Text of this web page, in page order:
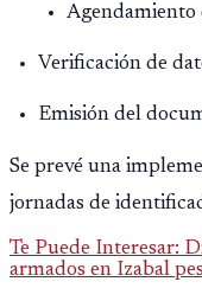
Agendamiento
Verificación de
Emisión del
Se prevé una
jornadas de
Te Puede Interesar:
armados en Izabal